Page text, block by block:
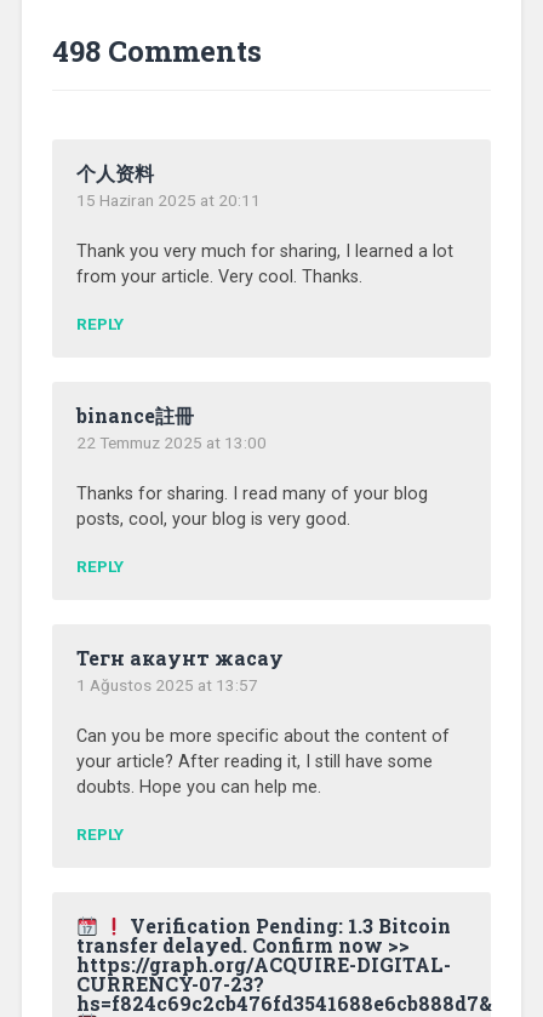
498 Comments
个人资料
15 Haziran 2025 at 20:11
Thank you very much for sharing, I learned a lot
from your article. Very cool. Thanks.
REPLY
binance註冊
22 Temmuz 2025 at 13:00
Thanks for sharing. I read many of your blog
posts, cool, your blog is very good.
REPLY
Тегн акаунт жасау
1 Ağustos 2025 at 13:57
Can you be more specific about the content of
your article? After reading it, I still have some
doubts. Hope you can help me.
REPLY
Verification Pending: 1.3 Bitcoin
transfer delayed. Confirm now >>
https://graph.org/ACQUIRE-DIGITAL-
CURRENCY-07-23?
hs=f824c69c2cb476fd3541688e6cb888d7&